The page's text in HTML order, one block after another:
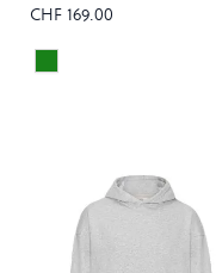
CHF 169.00
Colour
Dark Green